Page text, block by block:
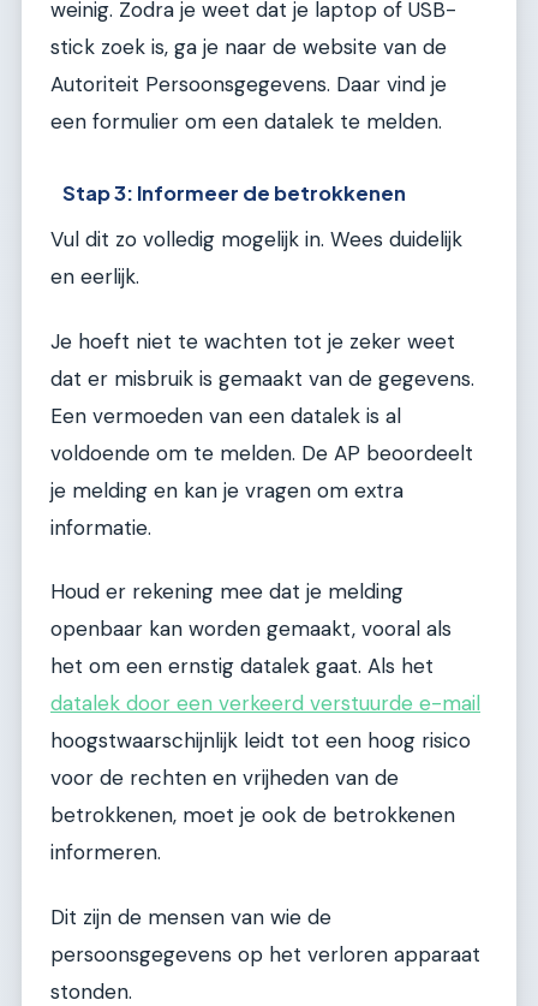
weinig. Zodra je weet dat je laptop of USB-
stick zoek is, ga je naar de website van de
Autoriteit Persoonsgegevens. Daar vind je
een formulier om een datalek te melden.
Stap 3: Informeer de betrokkenen
Vul dit zo volledig mogelijk in. Wees duidelijk
en eerlijk.
Je hoeft niet te wachten tot je zeker weet
dat er misbruik is gemaakt van de gegevens.
Een vermoeden van een datalek is al
voldoende om te melden. De AP beoordeelt
je melding en kan je vragen om extra
informatie.
Houd er rekening mee dat je melding
openbaar kan worden gemaakt, vooral als
het om een ernstig datalek gaat. Als het
datalek door een verkeerd verstuurde e-mail
hoogstwaarschijnlijk leidt tot een hoog risico
voor de rechten en vrijheden van de
betrokkenen, moet je ook de betrokkenen
informeren.
Dit zijn de mensen van wie de
persoonsgegevens op het verloren apparaat
stonden.